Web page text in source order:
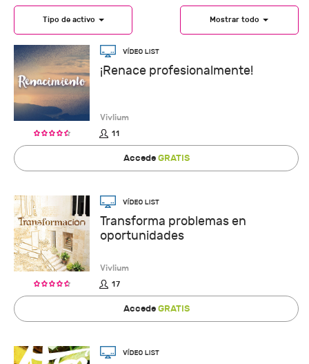
Tipo de activo Mostrar todo
¡Renace profesionalmente!
Vivlium
11
AccedeGRATIS
Transforma problemas en
oportunidades
Vivlium
17
AccedeGRATIS